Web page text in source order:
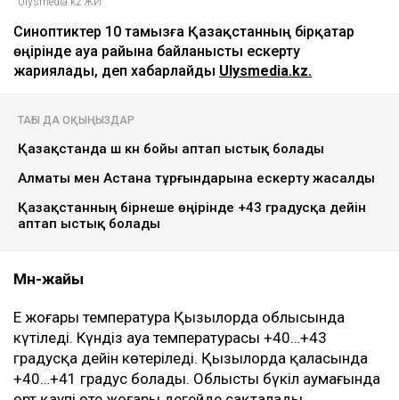
Ulysmedia.kz ЖИ
жариялады, деп хабарлайды
ТАҒЫ ДА ОҚЫҢЫЗДАР
Қазақстанда үш күн бойы аптап ыстық болады
Алматы мен Астана тұрғындарына ескерту жасалды